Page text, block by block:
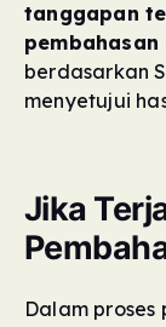
tanggapan
pembahasan
berdasarkan
menyetujui
Jika
Dalam